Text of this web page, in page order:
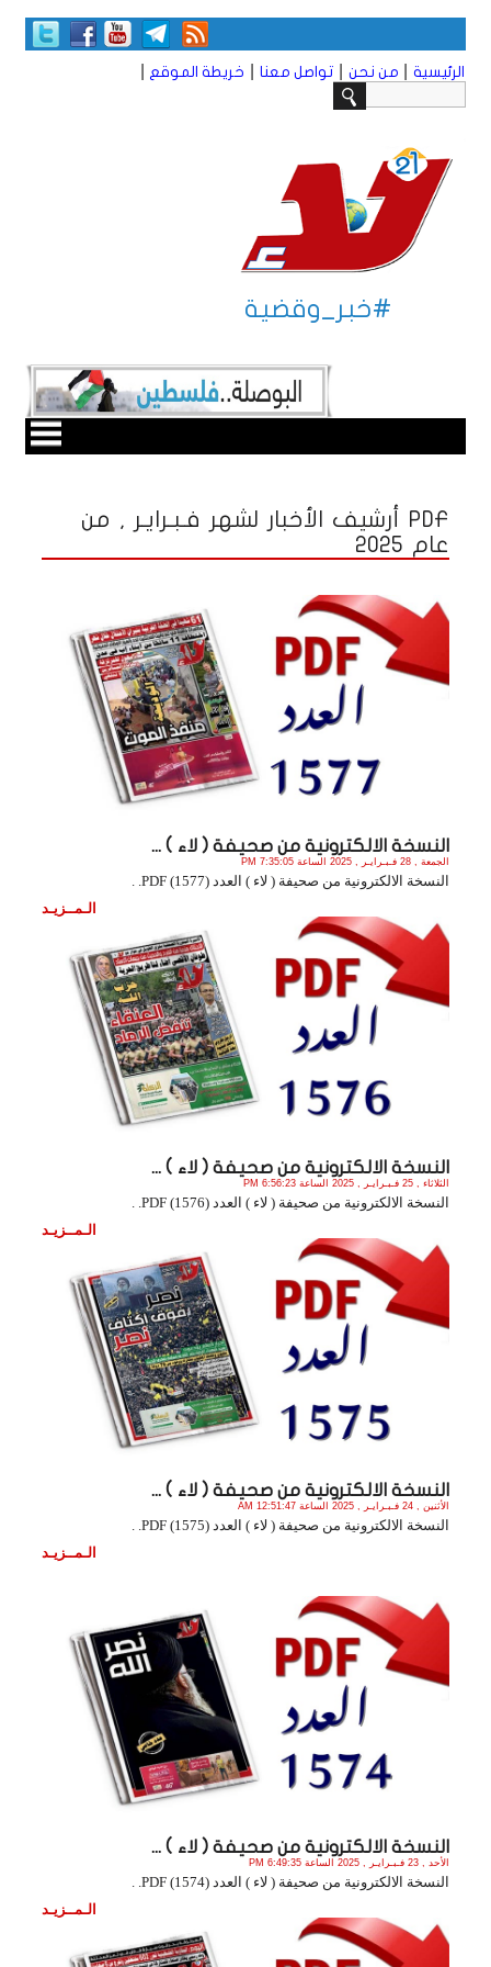
الرئيسية من نحن تواصل معنا خريطة الموقع
#خبر_وقضية
PDF أرشيف الأخبار لشهر فـبـرايـر , من
عام 2025
النسخة الالكترونية من صحيفة ( لاء ) ...
الجمعة , 28 فـبـرايـر , 2025 الساعة 7:35:05 PM
النسخة الالكترونية من صحيفة ( لاء ) العدد (1577) PDF. .
الـمــزيـد
النسخة الالكترونية من صحيفة ( لاء ) ...
الثلاثاء , 25 فـبـرايـر , 2025 الساعة 6:56:23 PM
النسخة الالكترونية من صحيفة ( لاء ) العدد (1576) PDF. .
الـمــزيـد
النسخة الالكترونية من صحيفة ( لاء ) ...
الأثنين , 24 فـبـرايـر , 2025 الساعة 12:51:47 AM
النسخة الالكترونية من صحيفة ( لاء ) العدد (1575) PDF. .
الـمــزيـد
النسخة الالكترونية من صحيفة ( لاء ) ...
الأحد , 23 فـبـرايـر , 2025 الساعة 6:49:35 PM
النسخة الالكترونية من صحيفة ( لاء ) العدد (1574) PDF. .
الـمــزيـد